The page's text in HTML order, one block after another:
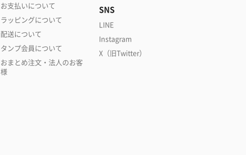
お支払いについて
ラッピングについて
配送について
タンプ会員について
おまとめ注文・法人のお客
様
SNS
LINE
Instagram
X（旧Twitter）